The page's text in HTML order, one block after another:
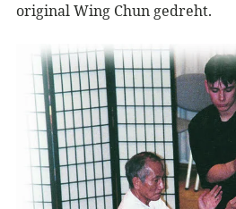
original Wing Chun gedreht.